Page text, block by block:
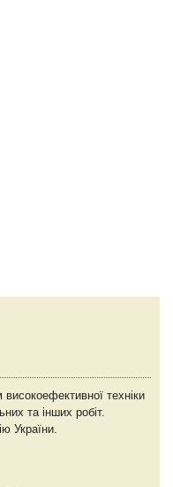
техніки
та інших робіт.
України.